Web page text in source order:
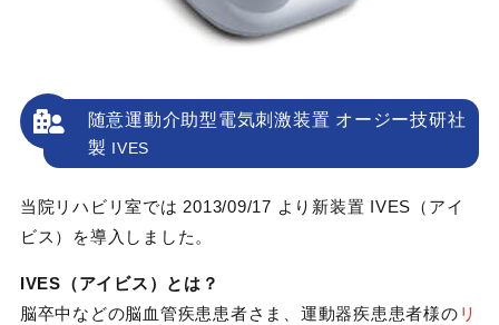
随意運動介助型電気刺激装置 オージー技研社
製 IVES
当院リハビリ室では 2013/09/17 より新装置 IVES（アイ
ビス）を導入しました。
IVES（アイビス）とは？
脳卒中などの脳血管疾患患者さま、運動器疾患患者様の リ